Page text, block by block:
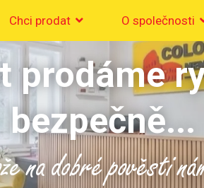
Chci prodat O společnosti
prodáme
bezpečně...
na dobré pověsti